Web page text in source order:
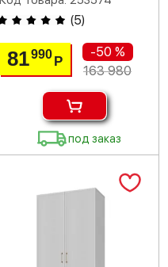
(5)
81990 Р
-50 %
163 980
под заказ